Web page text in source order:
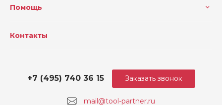
Помощь
Контакты
mail@tool-partner.ru
+7 (495) 740 36 15 Заказать звонок